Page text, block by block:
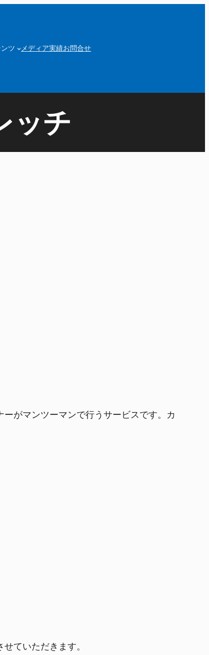
ツ メディア実績お問合せ
ッチ
がマンツーマンで行うサービスです。カ
ていただきます。